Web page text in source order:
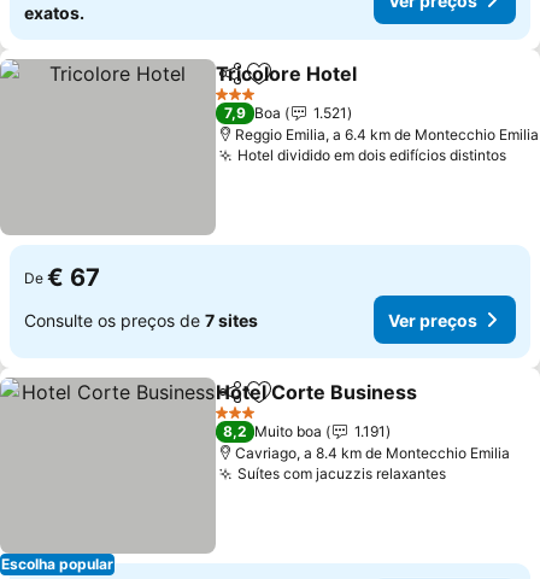
exatos.
PartilharAdicionar aos favoritos
Tricolore Hotel
3 Estrelas
7,9 Boa
1.521
Reggio Emilia, a 6.4 km de Montecchio Emilia
Hotel dividido em dois edifícios distintos
De € 67
Consulte os preços de 7 sites Ver preços
Escolha popular
PartilharAdicionar aos favoritos
Hotel Corte Business
3 Estrelas
8,2 Muito boa
1.191
Cavriago, a 8.4 km de Montecchio Emilia
Suítes com jacuzzis relaxantes